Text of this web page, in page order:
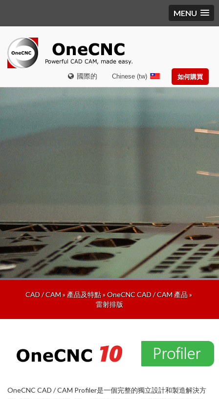
MENU
國際的 如何購買
Chinese (tw)
CAD / CAM» 產品及特點»OneCNC CAD / CAM 產品»
雷射排版
OneCNC CAD / CAM Profiler是一個完整的獨立設計和製造解決方